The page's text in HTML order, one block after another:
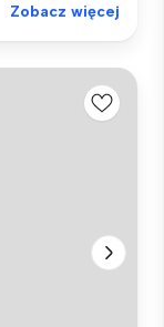
Zobacz więcej